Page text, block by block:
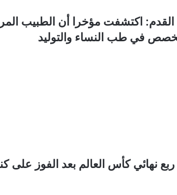
القدم: اكتشفت مؤخرا أن الطبيب
في طب النساء والتوليد
نهائي كأس العالم بعد الفوز على